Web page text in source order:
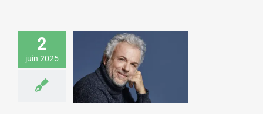
2
juin 2025
Frédéric Lenoir donne
une visioconférence
sur l’espoir pour un
laboratoire
pharmaceutique
Art & Culture Santé &